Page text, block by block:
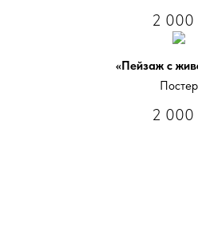
2 000
«Пейзаж с
Постер
2 000